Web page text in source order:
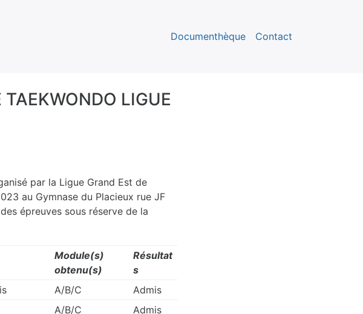
Documenthèque Contact
TAEKWONDO LIGUE
par la Ligue Grand Est de
au Gymnase du Placieux rue JF
épreuves sous réserve de la
Module(s)
obtenu(s)
Résultat
s
A/B/C
Admis
A/B/C
Admis